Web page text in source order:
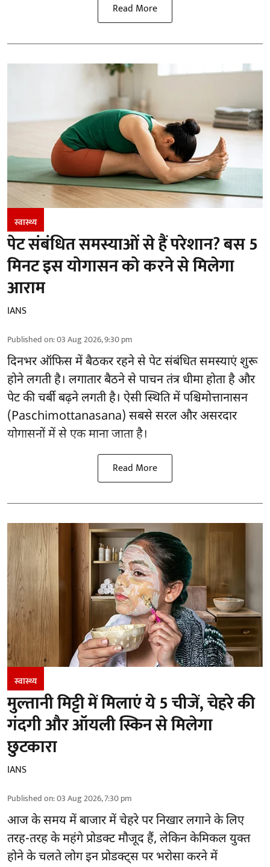
Read More
स्वास्थ्य
पेट संबंधित समस्याओं से हैं परेशान? बस 5
मिनट इस योगासन को करने से मिलेगा
आराम
IANS
Published on:03 Aug 2026, 9:30 pm
दिनभर ऑफिस में बैठकर रहने से पेट संबंधित समस्याएं शुरू
होने लगती है। लगातार बैठने से पाचन तंत्र धीमा होता है और
पेट की चर्बी बढ़ने लगती है। ऐसी स्थिति में पश्चिमोत्तानासन
(Paschimottanasana) सबसे सरल औरअसरदार
योगासनोंमें से एक माना जाता है।
Read More
स्वास्थ्य
मुल्तानी मिट्टी में मिलाएं ये 5 चीजें, चेहरे की
गंदगी और ऑयली स्किन से मिलेगा
छुटकारा
IANS
Published on:03 Aug 2026, 7:30 pm
आज के समय में बाजार मेंचेहरे पर निखारलगाने के लिए
तरह-तरह के महंगे प्रोडक्ट मौजूद हैं, लेकिन केमिकल युक्त
होने के चलते लोग इन प्रोडक्ट्स पर भरोसा करने में